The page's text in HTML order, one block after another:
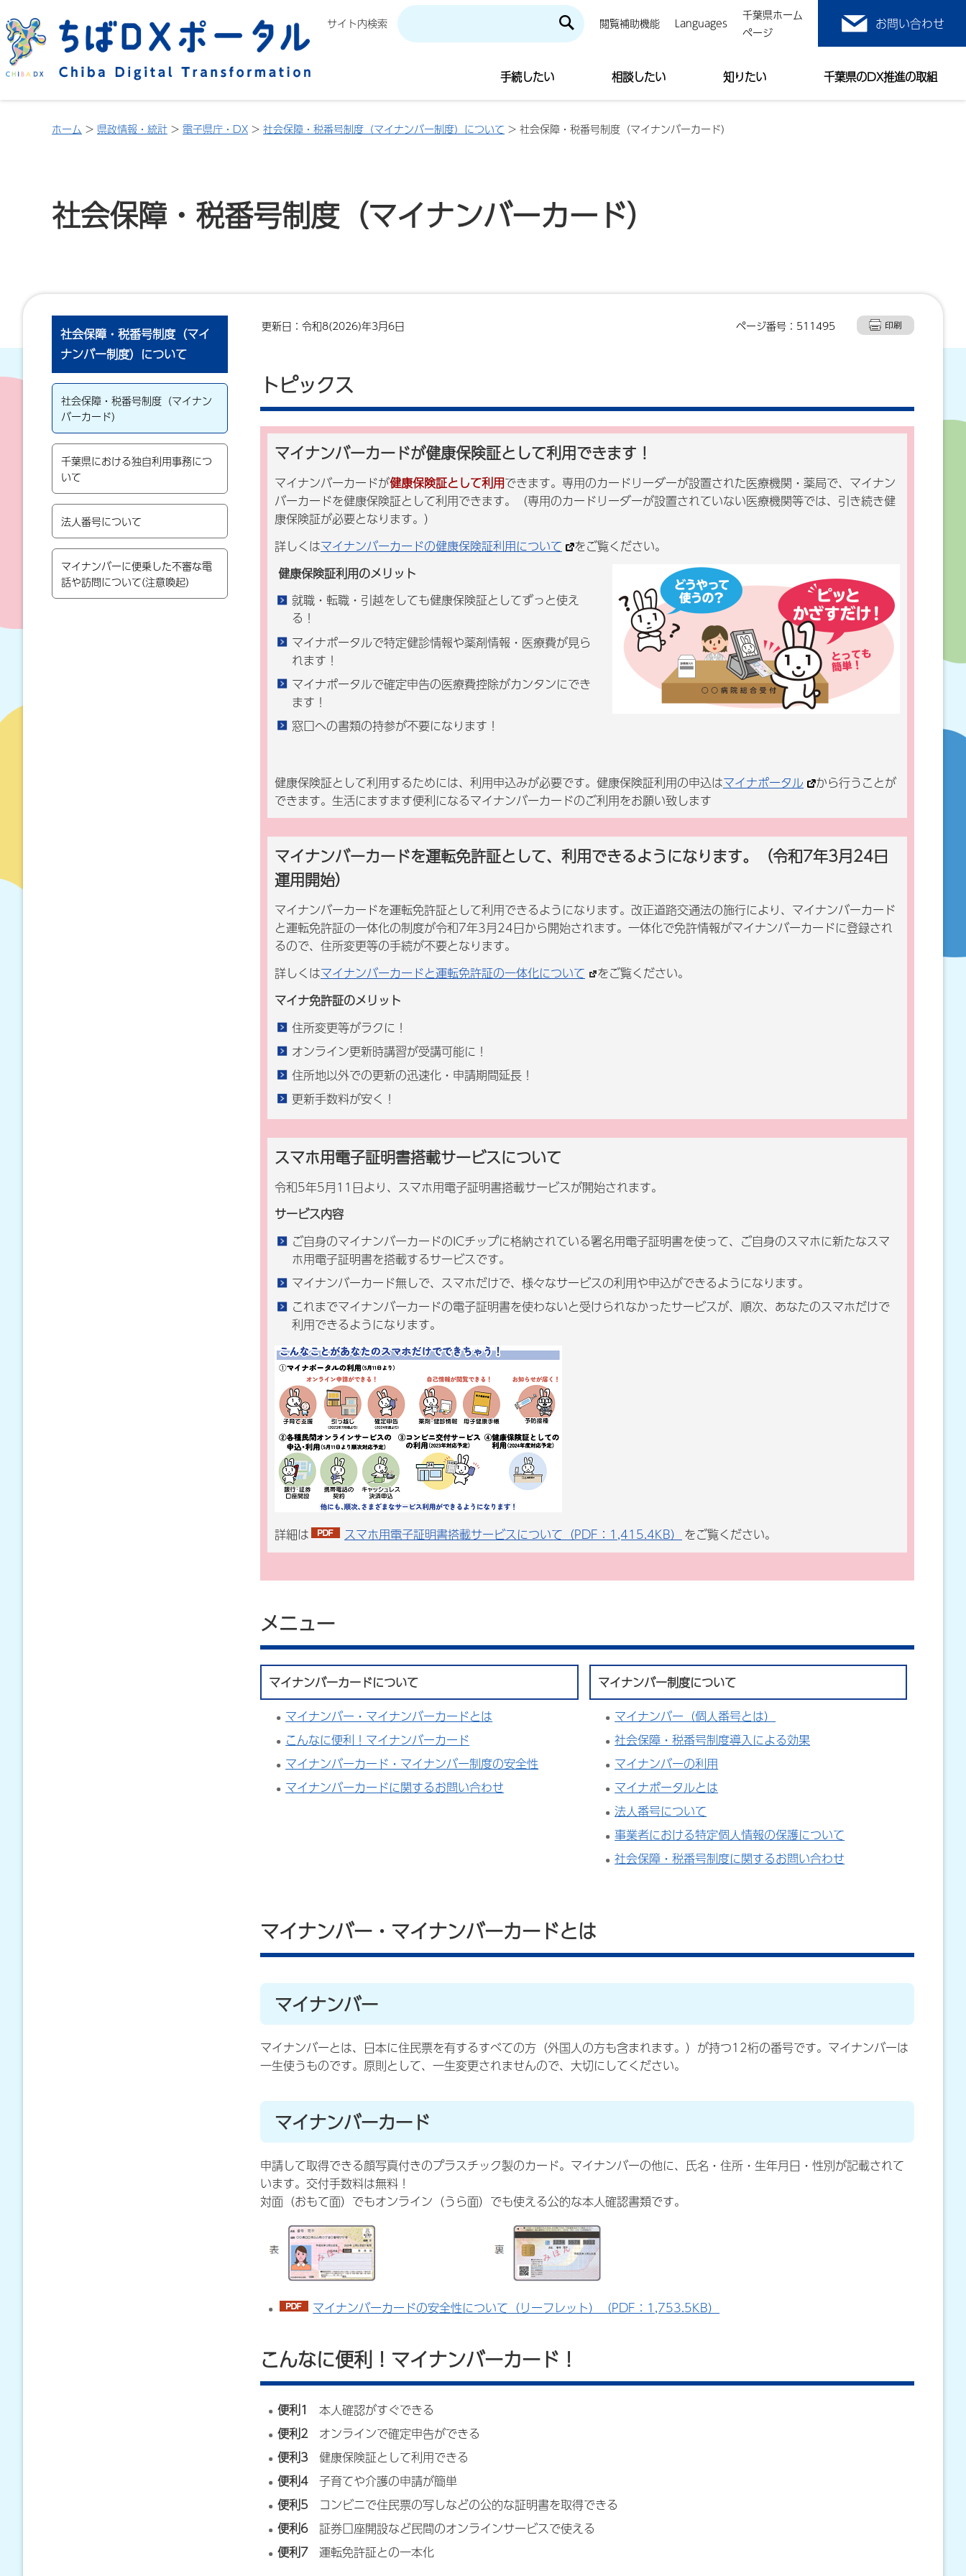
サイト内検索 閲覧補助機能 Languages
千葉県ホーム
ページ
手続したい 相談したい 知りたい 千葉県のDX推進の取組
ホーム > 県政情報・統計 > 電子県庁・DX > 社会保障・税番号制度（マイナンバー制度）について > 社会保障・税番号制度（マイナンバーカード）
社会保障・税番号制度（マイナンバーカード）
更新日：令和8(2026)年3月6日 ページ番号：511495
トピックス
マイナンバーカードが健康保険証として利用できます！
マイナンバーカードが健康保険証として利用できます。専用のカードリーダーが設置された医療機関・薬局で、マイナン
バーカードを健康保険証として利用できます。（専用のカードリーダーが設置されていない医療機関等では、引き続き健
康保険証が必要となります。）
詳しくはマイナンバーカードの健康保険証利用について
をご覧ください。
健康保険証利用のメリット
就職・転職・引越をしても健康保険証としてずっと使え
る！
マイナポータルで特定健診情報や薬剤情報・医療費が見ら
れます！
マイナポータルで確定申告の医療費控除がカンタンにでき
ます！
窓口への書類の持参が不要になります！
健康保険証として利用するためには、利用申込みが必要です。健康保険証利用の申込はマイナポータル
から行うことが
できます。生活にますます便利になるマイナンバーカードのご利用をお願い致します
マイナンバーカードを運転免許証として、利用できるようになります。（令和7年3月24日
運用開始）
マイナンバーカードを運転免許証として利用できるようになります。改正道路交通法の施行により、マイナンバーカード
と運転免許証の一体化の制度が令和7年3月24日から開始されます。一体化で免許情報がマイナンバーカードに登録され
るので、住所変更等の手続が不要となります。
詳しくはマイナンバーカードと運転免許証の一体化について
をご覧ください。
マイナ免許証のメリット
住所変更等がラクに！
オンライン更新時講習が受講可能に！
住所地以外での更新の迅速化・申請期間延長！
更新手数料が安く！
スマホ用電子証明書搭載サービスについて
令和5年5月11日より、スマホ用電子証明書搭載サービスが開始されます。
サービス内容
ご自身のマイナンバーカードのICチップに格納されている署名用電子証明書を使って、ご自身のスマホに新たなスマ
ホ用電子証明書を搭載するサービスです。
マイナンバーカード無しで、スマホだけで、様々なサービスの利用や申込ができるようになります。
これまでマイナンバーカードの電子証明書を使わないと受けられなかったサービスが、順次、あなたのスマホだけで
利用できるようになります。
詳細は スマホ用電子証明書搭載サービスについて（PDF：1,415.4KB） をご覧ください。
メニュー
マイナンバーカードについて
マイナンバー・マイナンバーカードとは
こんなに便利！マイナンバーカード
マイナンバーカード・マイナンバー制度の安全性
マイナンバーカードに関するお問い合わせ
マイナンバー制度について
マイナンバー（個人番号とは）
社会保障・税番号制度導入による効果
マイナンバーの利用
マイナポータルとは
法人番号について
事業者における特定個人情報の保護について
社会保障・税番号制度に関するお問い合わせ
マイナンバー・マイナンバーカードとは
マイナンバー
マイナンバーとは、日本に住民票を有するすべての方（外国人の方も含まれます。）が持つ12桁の番号です。マイナンバーは
一生使うものです。原則として、一生変更されませんので、大切にしてください。
マイナンバーカード
申請して取得できる顔写真付きのプラスチック製のカード。マイナンバーの他に、氏名・住所・生年月日・性別が記載されて
います。交付手数料は無料！
対面（おもて面）でもオンライン（うら面）でも使える公的な本人確認書類です。
マイナンバーカードの安全性について（リーフレット）（PDF：1,753.5KB）
こんなに便利！マイナンバーカード！
便利1
本人確認がすぐできる
便利2 オンラインで確定申告ができる
便利3 健康保険証として利用できる
便利4 子育てや介護の申請が簡単
便利5 コンビニで住民票の写しなどの公的な証明書を取得できる
便利6 証券口座開設など民間のオンラインサービスで使える
便利7 運転免許証との一本化
社会保障・税番号制度（マイ
ナンバー制度）について
社会保障・税番号制度（マイナン
バーカード）
千葉県における独自利用事務につ
いて
法人番号について
マイナンバーに便乗した不審な電
話や訪問について(注意喚起)